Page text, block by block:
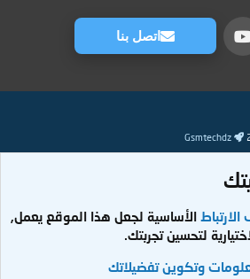
اتصل بنا
الأساسية لجعل هذا الموقع يعمل,
لتحسين تجربتك.
وتكوين تفضيلاتك